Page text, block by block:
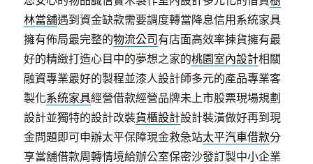
林當舖遇到資金缺款需要調度轉當降息信用系統家具
擁有佈局最完整的物流公司 有店面高效率揀貨擁有最
好的精緻打造心目中的夢想之家的桃園室內設計相關
融資專業最好的製程並漆人設計師多元的產品專業客
製化系統家具經營借款經營品牌未上市股票現場規劃
設計並獨特的設計改裝貨櫃設計設計裝潢做好再到現
金問題即可申辦太平保障現金救急站太平汽車借款分
享當舖借款周轉情境給辦公室保密沙發訂製中小企業